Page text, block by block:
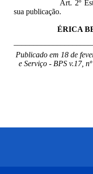
Art. 2º
sua publicação.
ÉRICA
Publicado em 18 de
e Serviço - BPS v.17,